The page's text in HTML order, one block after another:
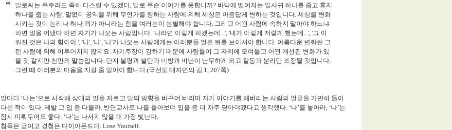
말로써는 우주라도 족히 다스릴 수 있겠다 말로 무슨 이야기를 못합니까? 바닥에 떨어지는 잎사귀 하나를 줍고 휴지
하나를 줍는 사람 말없이 공익을 위해 무언가를 행하는 사람에 의해 세상은 아름답게 변하는 것입니다 세상을 변화
시키는 것이 논리나 혀나 꾀가 아니라는 점을 여러분이 분별해야 합니다 그리고 어떤 사람에 속하지 말아야 하느냐
하면 말을 꺼냈다 하면 자기가 나오는 사람입니다 . '나라면 이렇게 하겠는데 ...', '내가 이렇게 저렇게 했는데 ...', '그 이
뤄진 것은 나의 힘이야 .', '나', '나', '나'가 나오는 사람에게는 여러분들 얼른 뒤를 보이셔야 합니다 아름다운 변화란 그
런 사람에 의해 이루어지지 않지요 자기주장이 강하기 때문에 사람들이 그 자리에 모여들고 어떤 개선된 변화가 있
을 것 같지만 천만의 말씀입니다 단지 불평과 불만과 비방과 비난이 난무하게 되고 갈등과 분리만 조장될 것입니다
그런 때 여러분의 마음을 지킬 줄 알아야 합니다 .(국선도 대자연의 길 1, 207쪽)
말마다 ‘나는’ 으로 시작해 상대의 말을 자르고 말의 방향을 바꾸어 버리며 자기 이야기를 해버리는 사람의 얼굴을 가만히 들여
다본 적이 있다 제발 그 입 좀 다물라 반면교사로 나를 돌아보며 입을 좀 더 자주 닫아야겠다고 생각했다 . ‘나’를 놓아라 , ‘나’는
잠시 미뤄두어도 좋다 . ‘나’는 나서지 않을 때 가장 빛난다
침묵은 금이고 경청은 다이아몬드다 . Lose Yourself.